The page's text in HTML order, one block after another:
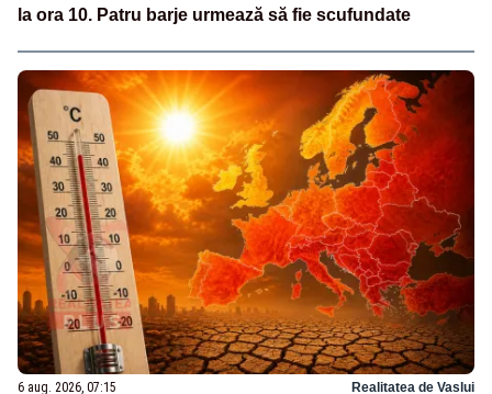
la ora 10. Patru barje urmează să fie scufundate
6 aug. 2026, 07:15 Realitatea de Vaslui